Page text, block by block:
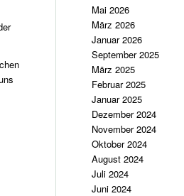
Mai 2026
März 2026
Januar 2026
September 2025
März 2025
Februar 2025
Januar 2025
Dezember 2024
November 2024
Oktober 2024
August 2024
Juli 2024
Juni 2024